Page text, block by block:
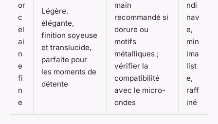
or
c
el
ai
n
e
fi
n
e
Légère,
élégante,
finition soyeuse
et translucide,
parfaite pour
les moments de
détente
main
recommandé si
dorure ou
motifs
métalliques ;
vérifier la
compatibilité
avec le micro-
ondes
ndi
nav
e,
min
ima
list
e,
raff
iné